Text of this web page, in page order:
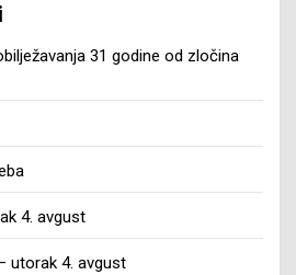
31 godine od zločina
4. avgust
utorak 4. avgust